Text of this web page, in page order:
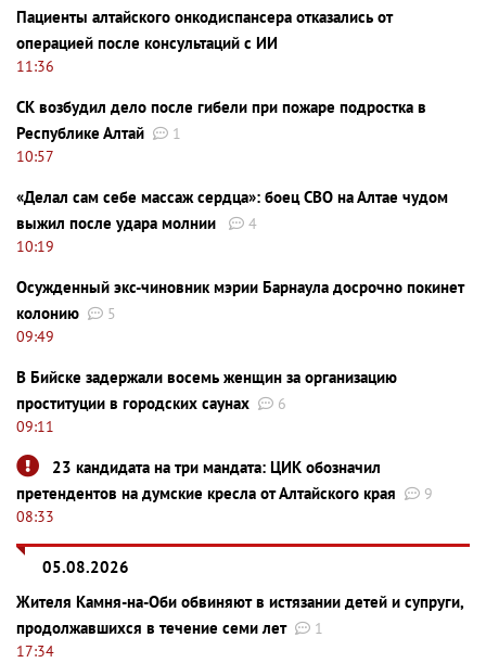
Пациенты алтайского онкодиспансера отказались от
операцией после консультаций с ИИ
11:36
СК возбудил дело после гибели при пожаре подростка в
Республике Алтай
1
10:57
«Делал сам себе массаж сердца»: боец СВО на Алтае чудом
выжил после удара молнии
4
10:19
Осужденный экс-чиновник мэрии Барнаула досрочно покинет
колонию
5
09:49
В Бийске задержали восемь женщин за организацию
проституции в городских саунах
6
09:11
23 кандидата на три мандата: ЦИК обозначил
претендентов на думские кресла от Алтайского края
9
08:33
05.08.2026
Жителя Камня-на-Оби обвиняют в истязании детей и супруги,
продолжавшихся в течение семи лет
1
17:34